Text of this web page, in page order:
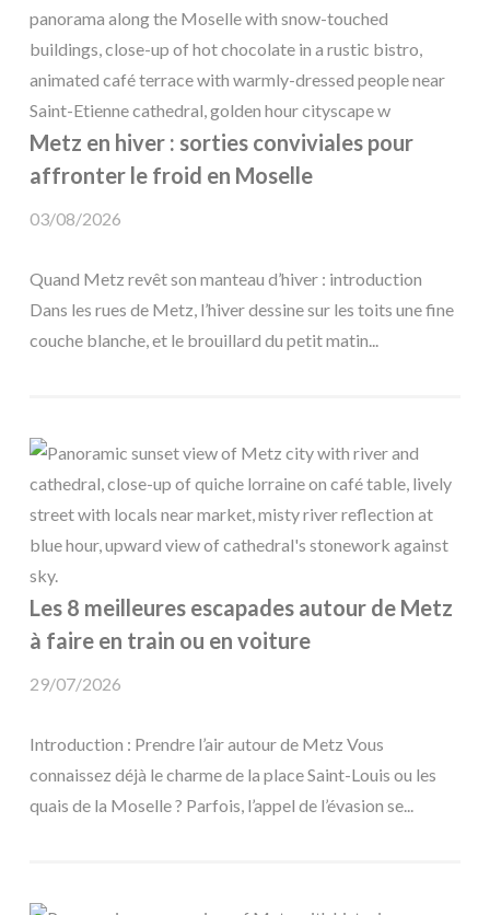
Metz en hiver : sorties conviviales pour
affronter le froid en Moselle
03/08/2026
Quand Metz revêt son manteau d’hiver : introduction
Dans les rues de Metz, l’hiver dessine sur les toits une fine
couche blanche, et le brouillard du petit matin...
Les 8 meilleures escapades autour de Metz
à faire en train ou en voiture
29/07/2026
Introduction : Prendre l’air autour de Metz Vous
connaissez déjà le charme de la place Saint-Louis ou les
quais de la Moselle ? Parfois, l’appel de l’évasion se...